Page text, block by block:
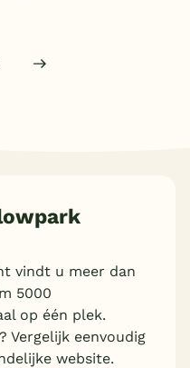
vindt u meer dan
5000
op één plek.
Vergelijk eenvoudig
website.